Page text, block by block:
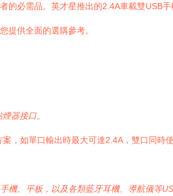
必需品。英才星推出的2.4A車載雙USB
提供全面的選購參考。
器接口。
，如單口輸出時最大可達2.4A，雙口同
、平板，以及各類藍牙耳機、導航儀等